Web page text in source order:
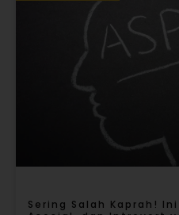
Sering Salah Kaprah!